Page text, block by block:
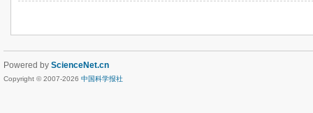
Powered by ScienceNet.cn
Copyright © 2007-2026 中国科学报社